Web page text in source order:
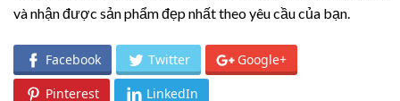
và nhận được sản phẩm đẹp nhất theo yêu cầu của bạn.
Facebook Twitter Google+
Pinterest LinkedIn